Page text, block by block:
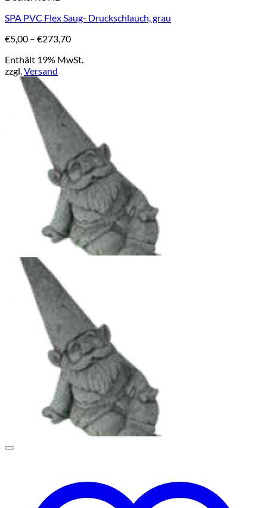
mehrere
auf.
Die
Optionen
können
Produktseite
gewählt
SPA PVC Flex Saug- Druckschlauch, grau
€5,00 – €273,70Preisspanne:
bis
Enthält 19% MwSt.
zzgl.Versand